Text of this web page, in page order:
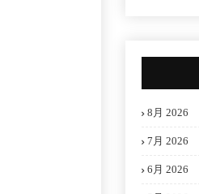
8月 2026
7月 2026
6月 2026